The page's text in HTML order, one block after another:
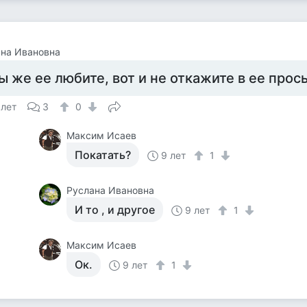
Ивановна
же ее любите, вот и не откажите в ее
3 0
Максим Исаев
Покатать? 9 лет 1
Руслана Ивановна
И то , и другое 9 лет 1
Максим Исаев
Ок. 9 лет 1